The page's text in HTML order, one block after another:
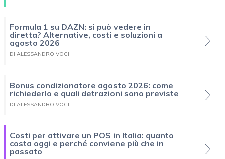
Formula 1 su DAZN: si può vedere in
diretta? Alternative, costi e soluzioni a
agosto 2026
DI ALESSANDRO VOCI
Bonus condizionatore agosto 2026: come
richiederlo e quali detrazioni sono previste
DI ALESSANDRO VOCI
Costi per attivare un POS in Italia: quanto
costa oggi e perché conviene più che in
passato